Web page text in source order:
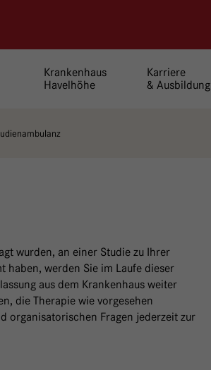
Krankenhaus
Havelhöhe
Karriere
& Ausbildung
wurden, an einer Studie zu Ihrer
haben, werden Sie im Laufe dieser
aus dem Krankenhaus weiter
die Therapie wie vorgesehen
organisatorischen Fragen jederzeit zur